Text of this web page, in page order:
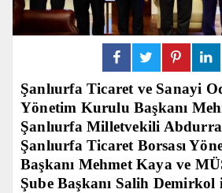
Şanlıurfa Ticaret ve Sanayi
Yönetim Kurulu Başkanı
Şanlıurfa Milletvekili
Şanlıurfa Ticaret Borsası
Başkanı Mehmet Kaya ve
Şube Başkanı Salih